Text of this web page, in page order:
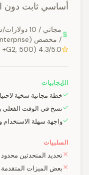
أساسي ثابت دون
/ مخصص (Enterprise)
4.3/5.0 (G2, 500+ مراجعة)
الإيجابيات
خطة مجانية سخية
نسخ في الوقت الفعلي
واجهة سهلة الاستخدام
السلبيات
تحديد المتحدثين
بعض الميزات